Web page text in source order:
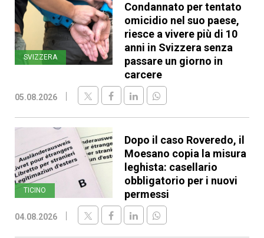
SVIZZERA
Condannato per tentato
omicidio nel suo paese,
riesce a vivere più di 10
anni in Svizzera senza
passare un giorno in
carcere
05.08.2026
TICINO
Dopo il caso Roveredo, il
Moesano copia la misura
leghista: casellario
obbligatorio per i nuovi
permessi
04.08.2026